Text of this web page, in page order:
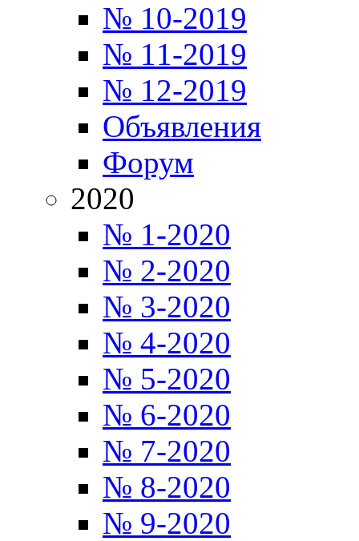
№ 10-2019
№ 11-2019
№ 12-2019
Объявления
Форум
2020
№ 1-2020
№ 2-2020
№ 3-2020
№ 4-2020
№ 5-2020
№ 6-2020
№ 7-2020
№ 8-2020
№ 9-2020